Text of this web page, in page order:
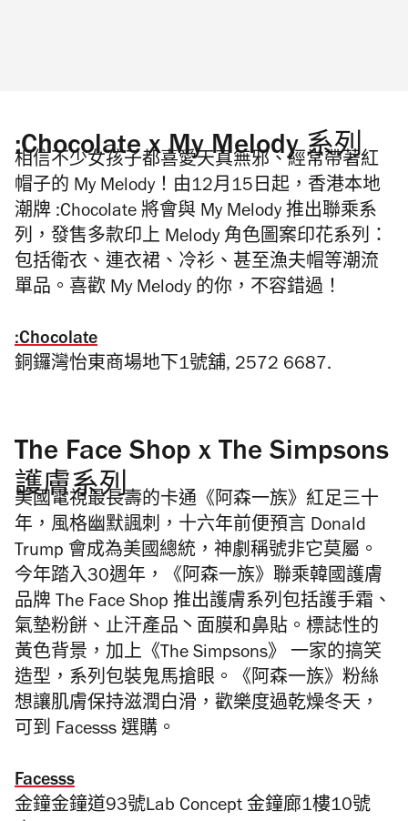
:Chocolate x My Melody 系列
相信不少女孩子都喜愛天真無邪、經常帶著紅
帽子的 My Melody！由12月 15 日起，香港本地
潮牌 :Chocolate 將會與 My Melody 推出聯乘系
列，發售多款印上 Melody 角色圖案印花系列：
包括衛衣、連衣裙、冷衫、甚至漁夫帽等潮流
單品。喜歡 My Melody 的你，不容錯過！
:Chocolate
銅鑼灣怡東商場地下1號舖, 2572 6687.
The Face Shop x The Simpsons
護膚系列
美國電視最長壽的卡通《阿森一族》紅足三十
年，風格幽默諷刺，十六年前便預言 Donald
Trump 會成為美國總統，神劇稱號非它莫屬。
今年踏入30週年，《阿森一族》聯乘韓國護膚
品牌 The Face Shop 推出護膚系列包括護手霜、
氣墊粉餅、止汗產品丶面膜和鼻貼。標誌性的
黃色背景，加上 《 The Simpsons》
一家的搞笑
造型，系列包裝鬼馬搶眼。《阿森一族》粉絲
想讓肌膚保持滋潤白滑，歡樂度過乾燥冬天，
可到 Facesss 選購。
Facesss
金鐘金鐘道93號Lab Concept 金鐘廊1樓10號